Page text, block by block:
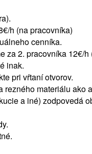
h (na pracovníka)
cenníka.
za 2. pracovníka 12€/h
inak.
pri vŕtaní otvorov.
materiálu
a iné) zodpovedá